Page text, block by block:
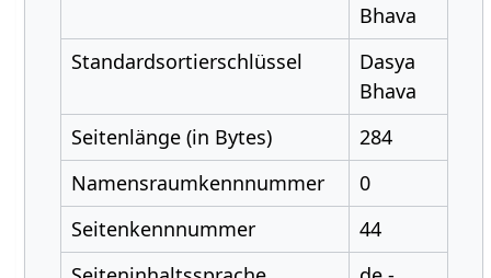
Bhava
Standardsortierschlüssel
Dasya
Bhava
Seitenlänge (in Bytes)
284
Namensraumkennnummer
0
Seitenkennnummer
44